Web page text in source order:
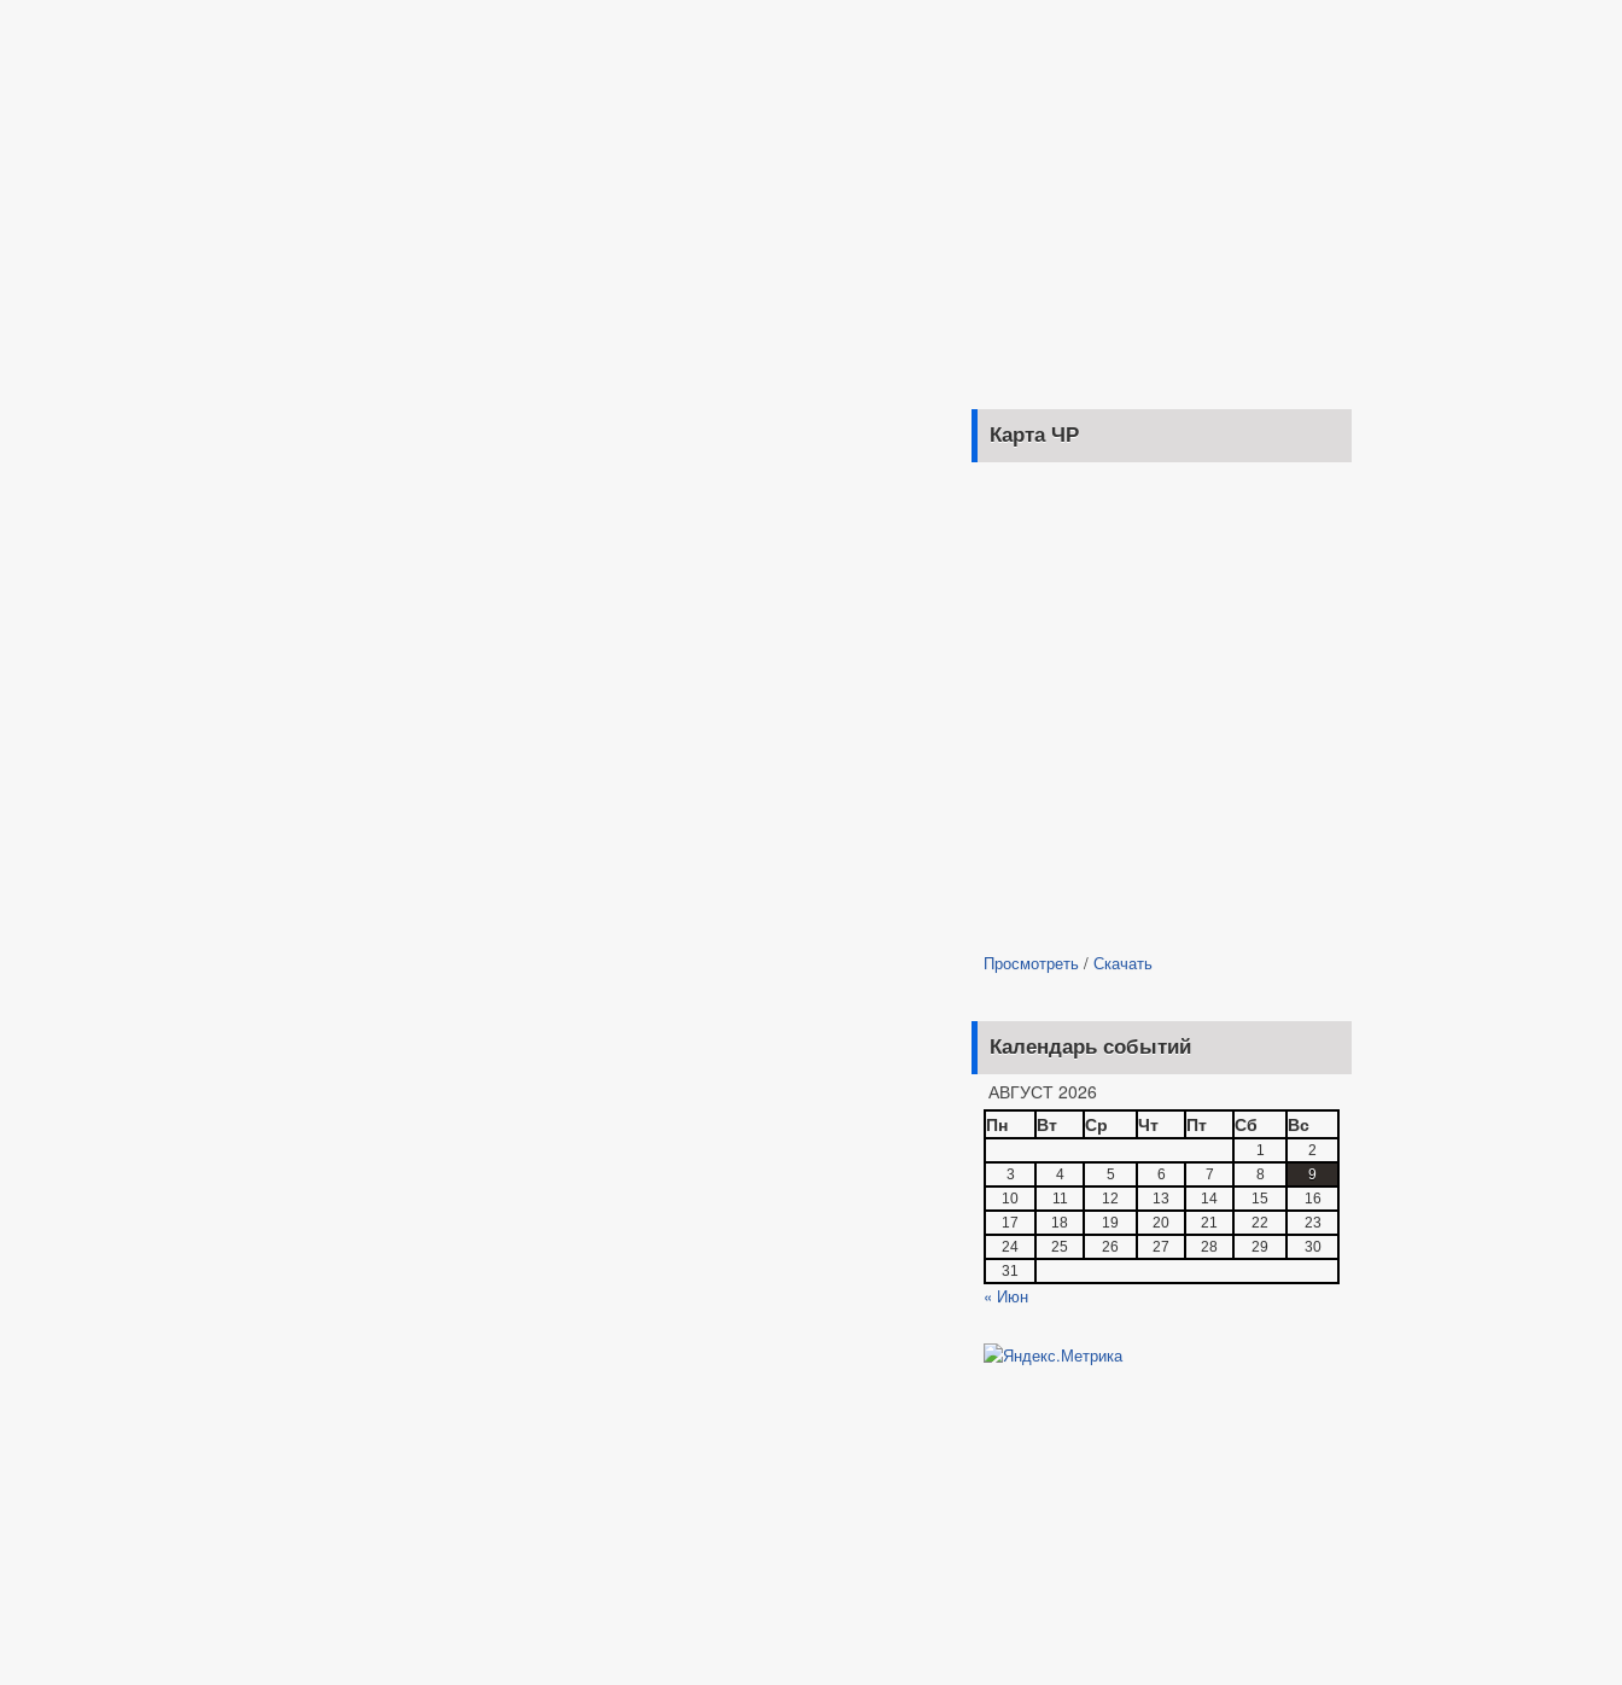
Карта ЧР
Просмотреть / Скачать
Календарь событий
АВГУСТ 2026
Пн
Вт Ср Чт Пт Сб Вс
1
2
3
4 5 6 7 8
9
10
11 12 13 14 15
16
17
18 19 20 21 22
23
24
25 26 27 28 29
30
31
« Июн